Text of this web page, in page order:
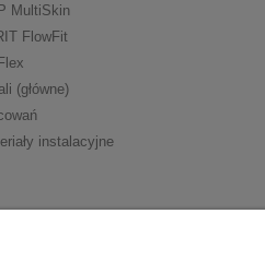
MultiSkin
FlowFit
(główne)
instalacyjne